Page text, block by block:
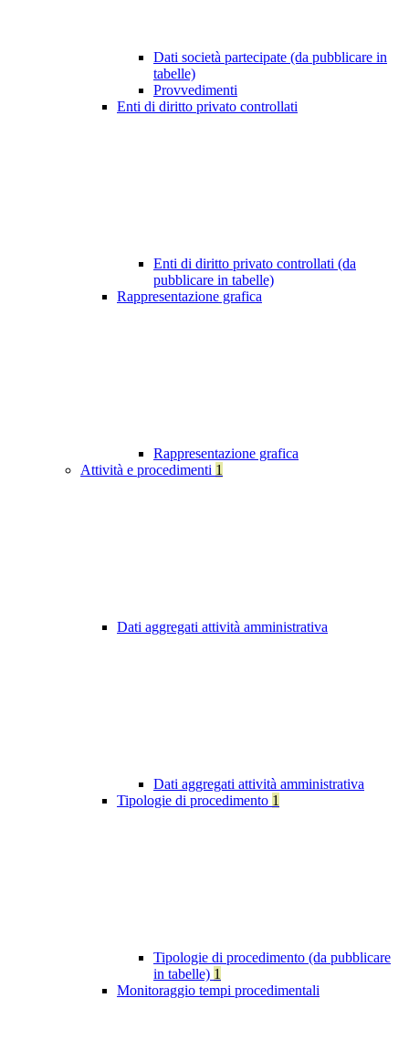
Dati società partecipate (da pubblicare in
tabelle)
Provvedimenti
Enti di diritto privato controllati
Enti di diritto privato controllati (da
pubblicare in tabelle)
Rappresentazione grafica
Rappresentazione grafica
Attività e procedimenti 1
Dati aggregati attività amministrativa
Dati aggregati attività amministrativa
Tipologie di procedimento 1
Tipologie di procedimento (da pubblicare
in tabelle) 1
Monitoraggio tempi procedimentali